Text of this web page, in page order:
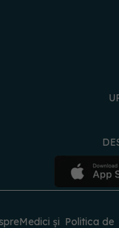
Politica de